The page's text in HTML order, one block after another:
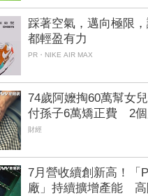
踩著空氣，邁向極限
都輕盈有力
PR・NIKE AIR MAX
74歲阿嬤掏60萬幫女
付孫子6萬矯正費 2個
聯
財經
7月營收續創新高！「
廠」持續擴增產能 高